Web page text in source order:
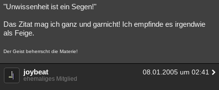
"Unwissenheit ist ein Segen!"
Das Zitat mag ich ganz und garnicht! Ich empfinde es irgendwie
als Feige.
Der Geist beherrscht die Materie!
joybeat 08.01.2005 um 02:41
ehemaliges Mitglied